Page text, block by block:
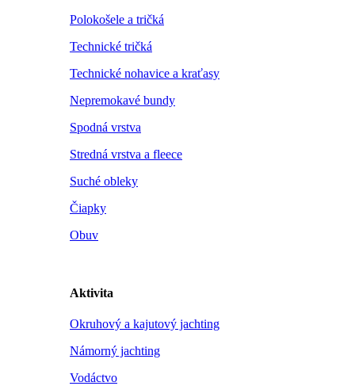
Polokošele a tričká
Technické tričká
Technické nohavice a kraťasy
Nepremokavé bundy
Spodná vrstva
Stredná vrstva a fleece
Suché obleky
Čiapky
Obuv
Aktivita
Okruhový a kajutový jachting
Námorný jachting
Vodáctvo